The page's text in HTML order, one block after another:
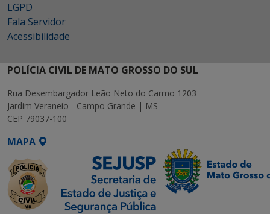
LGPD
Fala Servidor
Acessibilidade
POLÍCIA CIVIL DE MATO GROSSO DO SUL
Rua Desembargador Leão Neto do Carmo 1203
Jardim Veraneio - Campo Grande | MS
CEP 79037-100
MAPA